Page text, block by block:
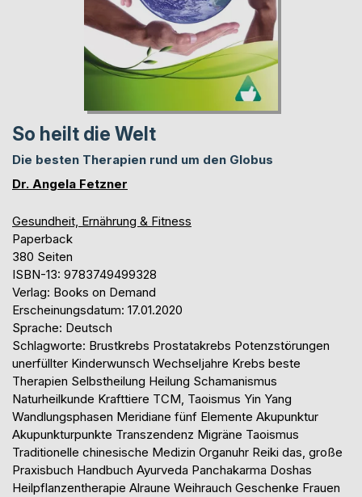
So heilt die Welt
Die besten Therapien rund um den Globus
Dr. Angela Fetzner
Gesundheit, Ernährung & Fitness
Paperback
380 Seiten
ISBN-13: 9783749499328
Verlag: Books on Demand
Erscheinungsdatum: 17.01.2020
Sprache: Deutsch
Schlagworte: Brustkrebs Prostatakrebs Potenzstörungen
unerfüllter Kinderwunsch Wechseljahre Krebs beste
Therapien Selbstheilung Heilung Schamanismus
Naturheilkunde Krafttiere TCM, Taoismus Yin Yang
Wandlungsphasen Meridiane fünf Elemente Akupunktur
Akupunkturpunkte Transzendenz Migräne Taoismus
Traditionelle chinesische Medizin Organuhr Reiki das, große
Praxisbuch Handbuch Ayurveda Panchakarma Doshas
Heilpflanzentherapie Alraune Weihrauch Geschenke Frauen